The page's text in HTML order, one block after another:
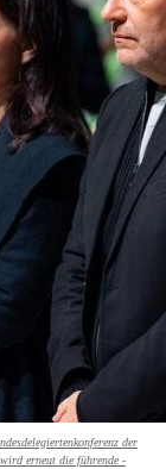
der
wird erneut die führende